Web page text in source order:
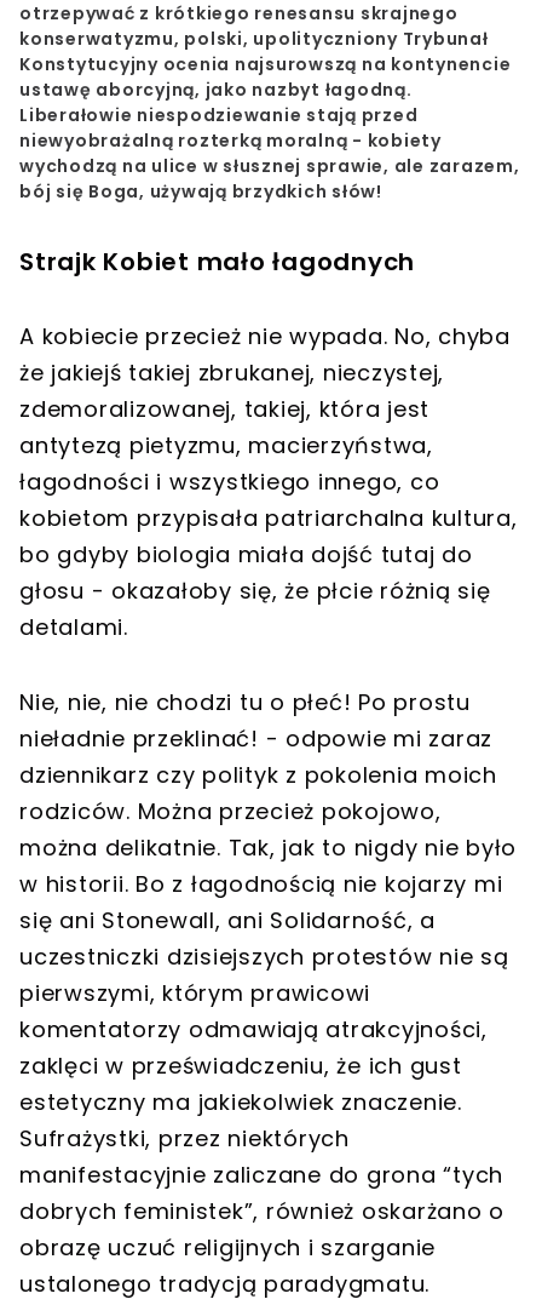
otrzepywać z krótkiego renesansu skrajnego
konserwatyzmu, polski, upolityczniony Trybunał
Konstytucyjny ocenia najsurowszą na kontynencie
ustawę aborcyjną, jako nazbyt łagodną.
Liberałowie niespodziewanie stają przed
niewyobrażalną rozterką moralną - kobiety
wychodzą na ulice w słusznej sprawie, ale zarazem,
bój się Boga, używają brzydkich słów!
Strajk Kobiet mało łagodnych
A kobiecie przecież nie wypada. No, chyba
że jakiejś takiej zbrukanej, nieczystej,
zdemoralizowanej, takiej, która jest
antytezą pietyzmu, macierzyństwa,
łagodności i wszystkiego innego, co
kobietom przypisała patriarchalna kultura,
bo gdyby biologia miała dojść tutaj do
głosu - okazałoby się, że płcie różnią się
detalami.
Nie, nie, nie chodzi tu o płeć! Po prostu
nieładnie przeklinać! - odpowie mi zaraz
dziennikarz czy polityk z pokolenia moich
rodziców. Można przecież pokojowo,
można delikatnie. Tak, jak to nigdy nie było
w historii. Bo z łagodnością nie kojarzy mi
się ani Stonewall, ani Solidarność, a
uczestniczki dzisiejszych protestów nie są
pierwszymi, którym prawicowi
komentatorzy odmawiają atrakcyjności,
zaklęci w przeświadczeniu, że ich gust
estetyczny ma jakiekolwiek znaczenie.
Sufrażystki, przez niektórych
manifestacyjnie zaliczane do grona “tych
dobrych feministek”, również oskarżano o
obrazę uczuć religijnych i szarganie
ustalonego tradycją paradygmatu.